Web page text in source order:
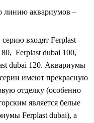
линию аквариумов –
серию входят Ferplast
Ferplast dubai 100,
dubai 120. Аквариумы
имеют прекрасную
отделку (особенно
является белые
Ferplast dubai), а